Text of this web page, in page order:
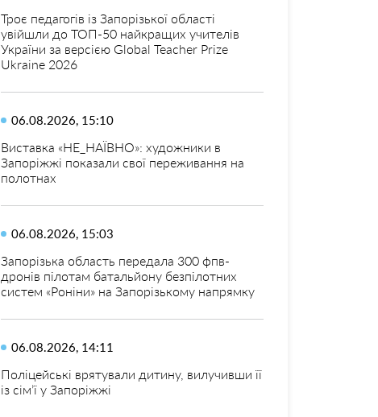
Троє педагогів із Запорізької області
увійшли до ТОП-50 найкращих учителів
України за версією Global Teacher Prize
Ukraine 2026
06.08.2026, 15:10
Виставка «НЕ_НАЇВНО»: художники в
Запоріжжі показали свої переживання на
полотнах
06.08.2026, 15:03
Запорізька область передала 300 фпв-
дронів пілотам батальйону безпілотних
систем «Роніни» на Запорізькому напрямку
06.08.2026, 14:11
Поліцейські врятували дитину, вилучивши її
із сім’ї у Запоріжжі